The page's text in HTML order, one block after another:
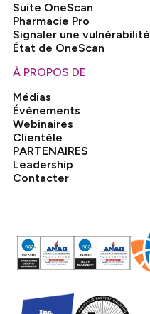
Suite OneScan
Pharmacie Pro
Signaler une vulnérabilité
État de OneScan
À PROPOS DE
Médias
Évènements
Webinaires
Clientèle
PARTENAIRES
Leadership
Contacter